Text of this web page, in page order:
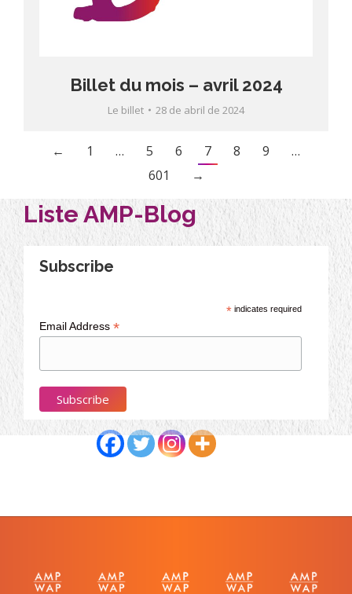
Billet du mois – avril 2024
Le billet 28 de abril de 2024
← 1 … 5 6 7 8 9
…
601
→
Liste AMP-Blog
Subscribe
* indicates required
Email Address *
Partagez cet article